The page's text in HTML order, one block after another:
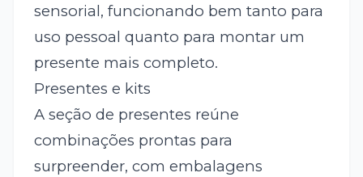
sensorial, funcionando bem tanto para
uso pessoal quanto para montar um
presente mais completo.
Presentes e kits
A seção de presentes reúne
combinações prontas para
surpreender, com embalagens